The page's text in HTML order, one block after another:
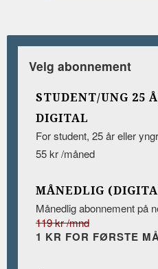
Velg abonnement
STUDENT/UNG 25
DIGITAL
For student, 25 år eller
55 kr /måned
MÅNEDLIG
Månedlig abonnement på
119 kr /mnd
1 KR